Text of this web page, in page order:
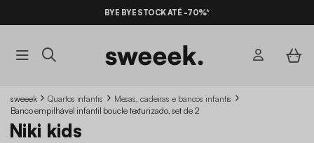
BYE BYE STOCK ATÉ -70%*
sweeek Quartos infantis
Mesas, cadeiras e bancos infantis
Banco empilhável infantil boucle texturizado, set de 2
Niki kids